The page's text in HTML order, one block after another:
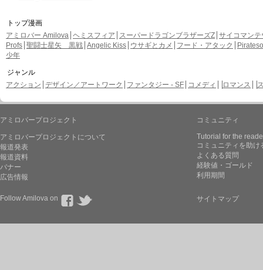
トップ漫画
アミロバー Amilova ヘミスフィア スーパードラゴンブラザーズZ サイコマンテ
Profs 聖闘士星矢 黒戦 Angelic Kiss ウサギとカメ フード・アタック
少年
ジャンル
アクション デザイン／アートワーク ファンタジー - SF コメディ ロマンス
アミロバープロジェクト
アミロバープロジェクトについて
報道発表
報道資料
バナー
広告情報
コミュニティ
Tutorial for the
コミュニティを助け
よくある質問
経験値・ゴールド
利用期間
Follow Amilova on サイトマップ